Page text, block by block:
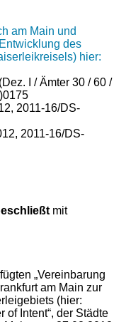
am Main und
des
hier:
I / Ämter 30 / 60 /
2011-16/DS-
2011-16/DS-
mit
„Vereinbarung
am Main zur
(hier:
of Intent“, der Städte